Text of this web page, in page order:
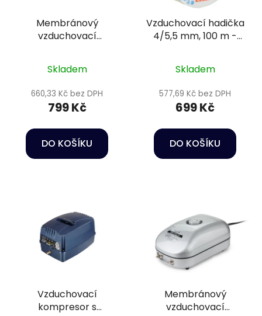
Membránový
vzduchovací
Skladem
660,33 Kč bez DPH
799 Kč
DO KOŠÍKU
Vzduchovací hadička
4/5,5 mm, 100 m -
Skladem
577,69 Kč bez DPH
699 Kč
DO KOŠÍKU
Vzduchovací
kompresor s
Membránový
vzduchovací